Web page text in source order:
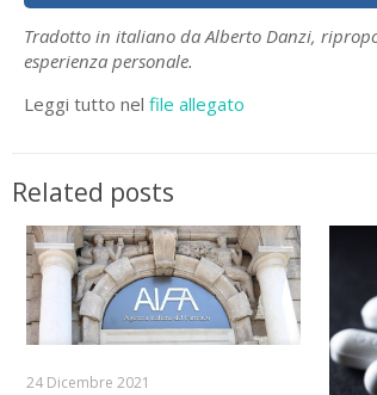
Tradotto in italiano da Alberto Danzi,
esperienza personale.
Leggi tutto nelfile allegato
Related posts
24 Dicembre 2021